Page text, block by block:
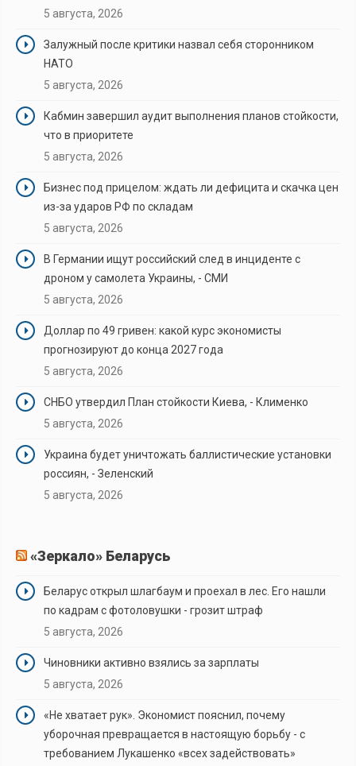
5 августа, 2026
Залужный после критики назвал себя сторонником
НАТО
5 августа, 2026
Кабмин завершил аудит выполнения планов стойкости,
что в приоритете
5 августа, 2026
Бизнес под прицелом: ждать ли дефицита и скачка цен
из-за ударов РФ по складам
5 августа, 2026
В Германии ищут российский след в инциденте с
дроном у самолета Украины, - СМИ
5 августа, 2026
Доллар по 49 гривен: какой курс экономисты
прогнозируют до конца 2027 года
5 августа, 2026
СНБО утвердил План стойкости Киева, - Клименко
5 августа, 2026
Украина будет уничтожать баллистические установки
россиян, - Зеленский
5 августа, 2026
«Зеркало» Беларусь
Беларус открыл шлагбаум и проехал в лес. Его нашли
по кадрам с фотоловушки - грозит штраф
5 августа, 2026
Чиновники активно взялись за зарплаты
5 августа, 2026
«Не хватает рук». Экономист пояснил, почему
уборочная превращается в настоящую борьбу - с
требованием Лукашенко «всех задействовать»